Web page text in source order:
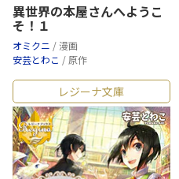
異世界の本屋さんへようこ
そ！１
オミクニ / 漫画
安芸とわこ / 原作
レジーナ文庫